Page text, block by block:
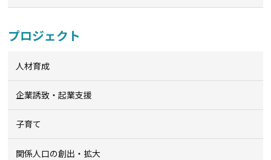
プロジェクト
人材育成
企業誘致・起業支援
子育て
関係人口の創出・拡大